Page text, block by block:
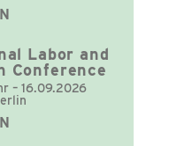
Labor and
Conference
– 16.09.2026